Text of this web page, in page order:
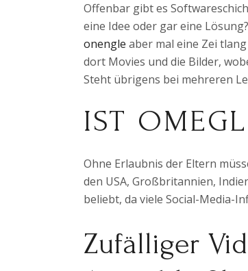
Offenbar gibt es
eine Idee oder gar eine
onengle aber mal eine Zei
dort Movies und die Bilder,
Steht übrigens bei mehreren
IST
Ohne Erlaubnis der Eltern
den USA, Großbritannien,
beliebt, da viele Social-Media-
Zufälliger